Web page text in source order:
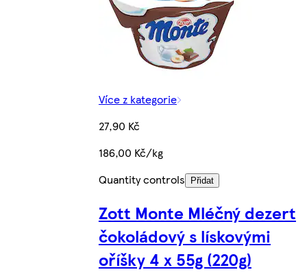
Více z kategorie
27,90 Kč
186,00 Kč/kg
Quantity controls
Přidat
Zott Monte Mléčný dezert
čokoládový s lískovými
oříšky 4 x 55g (220g)